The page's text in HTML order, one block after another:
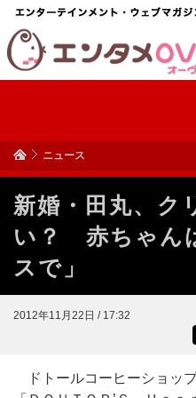
ニュース
新婚・田丸、ク
い？ 赤ちゃん
スで」
2012年11月22日 / 17:32
ドトールコーヒーショッ